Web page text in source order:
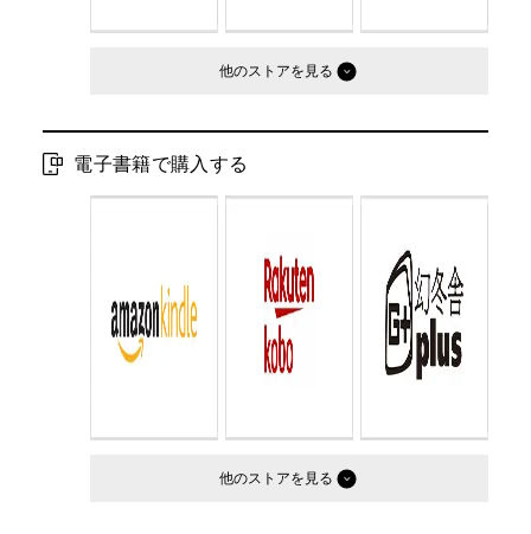
他のストア
電子書籍で購入する
他のストア